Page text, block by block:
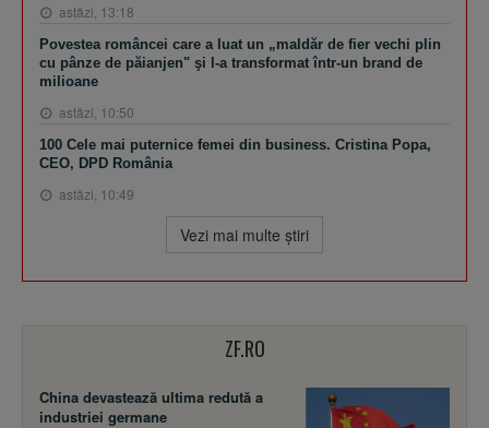
astăzi, 13:18
Povestea româncei care a luat un „maldăr de fier vechi plin
cu pânze de păianjen" şi l-a transformat într-un brand de
milioane
astăzi, 10:50
100 Cele mai puternice femei din business. Cristina Popa,
CEO, DPD România
astăzi, 10:49
Vezi mai multe ştiri
ZF.RO
China devastează ultima redută a
industriei germane